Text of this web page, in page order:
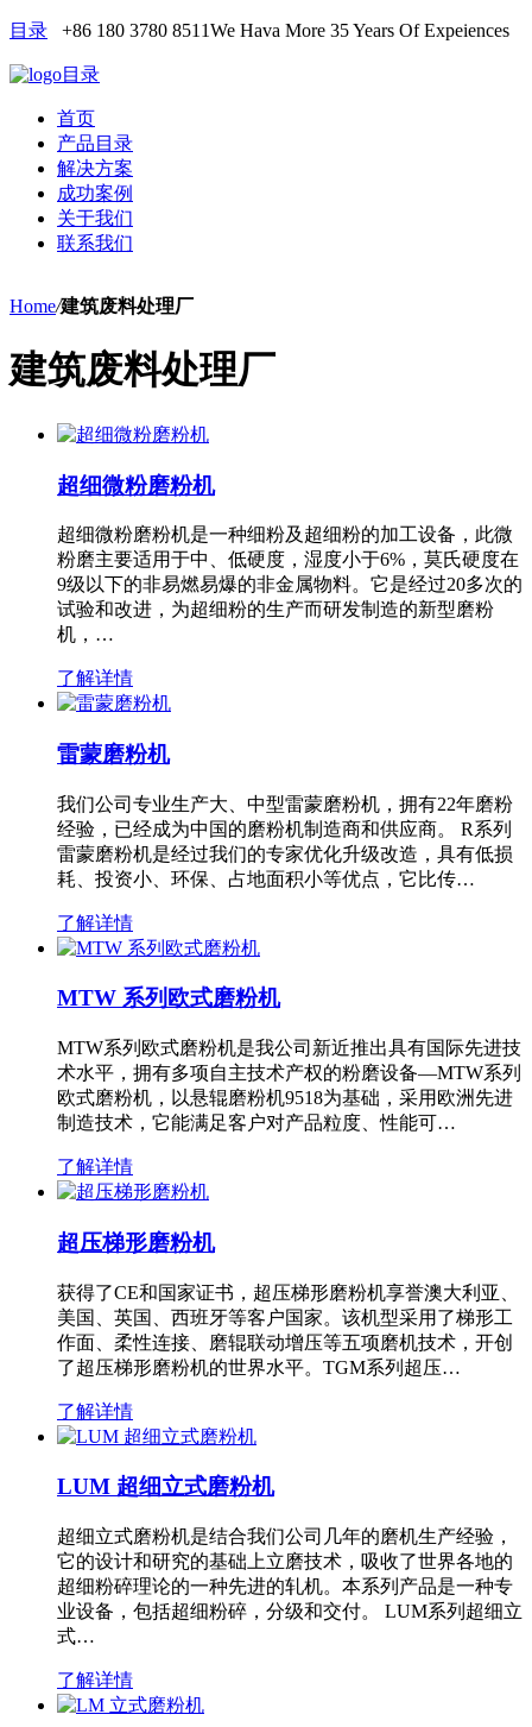
目录 +86 180 3780 8511We Hava More 35 Years Of Expeiences
目录
首页
产品目录
解决方案
成功案例
关于我们
联系我们
Home/建筑废料处理厂
建筑废料处理厂
超细微粉磨粉机
超细微粉磨粉机是一种细粉及超细粉的加工设备，此微
粉磨主要适用于中、低硬度，湿度小于6%，莫氏硬度在
9级以下的非易燃易爆的非金属物料。它是经过20多次的
试验和改进，为超细粉的生产而研发制造的新型磨粉
机，…
了解详情
雷蒙磨粉机
我们公司专业生产大、中型雷蒙磨粉机，拥有22年磨粉
经验，已经成为中国的磨粉机制造商和供应商。 R系列
雷蒙磨粉机是经过我们的专家优化升级改造，具有低损
耗、投资小、环保、占地面积小等优点，它比传…
了解详情
MTW 系列欧式磨粉机
MTW系列欧式磨粉机是我公司新近推出具有国际先进技
术水平，拥有多项自主技术产权的粉磨设备—MTW系列
欧式磨粉机，以悬辊磨粉机9518为基础，采用欧洲先进
制造技术，它能满足客户对产品粒度、性能可…
了解详情
超压梯形磨粉机
获得了CE和国家证书，超压梯形磨粉机享誉澳大利亚、
美国、英国、西班牙等客户国家。该机型采用了梯形工
作面、柔性连接、磨辊联动增压等五项磨机技术，开创
了超压梯形磨粉机的世界水平。TGM系列超压…
了解详情
LUM 超细立式磨粉机
超细立式磨粉机是结合我们公司几年的磨机生产经验，
它的设计和研究的基础上立磨技术，吸收了世界各地的
超细粉碎理论的一种先进的轧机。本系列产品是一种专
业设备，包括超细粉碎，分级和交付。 LUM系列超细立
式…
了解详情